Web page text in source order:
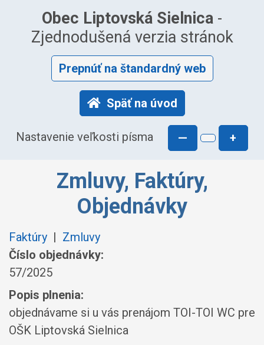
Obec Liptovská Sielnica -
Zjednodušená verzia stránok
Prepnúť na štandardný web
Späť na úvod
Nastavenie veľkosti písma — +
Zmluvy, Faktúry,
Objednávky
Faktúry | Zmluvy
Číslo objednávky:
57/2025
Popis plnenia:
objednávame si u vás prenájom TOI-TOI WC pre
OŠK Liptovská Sielnica